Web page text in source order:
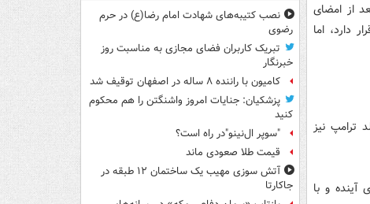
از امضای
دارد، اما
ترامپ نیز
آینده و با
نصب کتیبه‌های شهادت امام رضا(ع) در حرم
رضوی
تبریک کاربران فضای مجازی به مناسبت روز
خبرنگار
کامیون با راننده ۸ ساله در اصفهان توقیف شد
پزشکیان: جنایات امروز واشنگتن را هم محکوم
کنید
"سوپر ال‌نینو"در راه است؟
قیمت طلا صعودی ماند
آتش سوزی مهیب یک ساختمان ۱۲ طبقه در
جاکارتا